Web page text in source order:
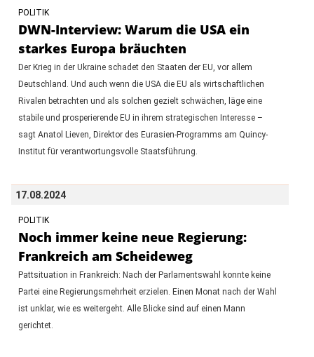
POLITIK
DWN-Interview: Warum die USA ein
starkes Europa bräuchten
Der Krieg in der Ukraine schadet den Staaten der EU, vor allem
Deutschland. Und auch wenn die USA die EU als wirtschaftlichen
Rivalen betrachten und als solchen gezielt schwächen, läge eine
stabile und prosperierende EU in ihrem strategischen Interesse –
sagt Anatol Lieven, Direktor des Eurasien-Programms am Quincy-
Institut für verantwortungsvolle Staatsführung.
17.08.2024
POLITIK
Noch immer keine neue Regierung:
Frankreich am Scheideweg
Pattsituation in Frankreich: Nach der Parlamentswahl konnte keine
Partei eine Regierungsmehrheit erzielen. Einen Monat nach der Wahl
ist unklar, wie es weitergeht. Alle Blicke sind auf einen Mann
gerichtet.